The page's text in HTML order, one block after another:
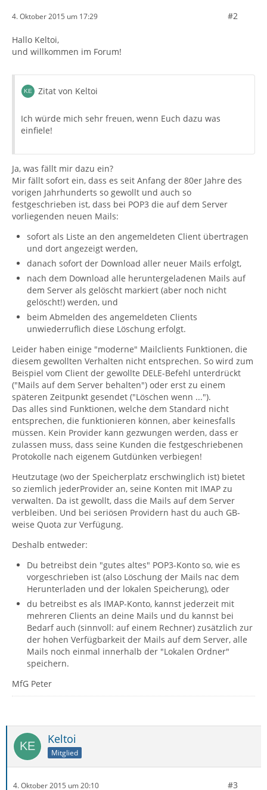
4. Oktober 2015 um 17:29 #2
Hallo Keltoi,
und willkommen im Forum!
Zitat von Keltoi
Ich würde mich sehr freuen, wenn Euch dazu was
einfiele!
Ja, was fällt mir dazu ein?
Mir fällt sofort ein, dass es seit Anfang der 80er Jahre des
vorigen Jahrhunderts so gewollt und auch so
festgeschrieben ist, dass bei POP3 die auf dem Server
vorliegenden neuen Mails:
sofort als Liste an den angemeldeten Client übertragen
und dort angezeigt werden,
danach sofort der Download aller neuer Mails erfolgt,
nach dem Download alle heruntergeladenen Mails auf
dem Server als gelöscht markiert (aber noch nicht
gelöscht!) werden, und
beim Abmelden des angemeldeten Clients
unwiederruflich diese Löschung erfolgt.
Leider haben einige "moderne" Mailclients Funktionen, die
diesem gewollten Verhalten nicht entsprechen. So wird zum
Beispiel vom Client der gewollte DELE-Befehl unterdrückt
("Mails auf dem Server behalten") oder erst zu einem
späteren Zeitpunkt gesendet ("Löschen wenn ...").
Das alles sind Funktionen, welche dem Standard nicht
entsprechen, die funktionieren können, aber keinesfalls
müssen. Kein Provider kann gezwungen werden, dass er
zulassen muss, dass seine Kunden die festgeschriebenen
Protokolle nach eigenem Gutdünken verbiegen!
Heutzutage (wo der Speicherplatz erschwinglich ist) bietet
so ziemlich jederProvider an, seine Konten mit IMAP zu
verwalten. Da ist gewollt, dass die Mails auf dem Server
verbleiben. Und bei seriösen Providern hast du auch GB-
weise Quota zur Verfügung.
Deshalb entweder:
Du betreibst dein "gutes altes" POP3-Konto so, wie es
vorgeschrieben ist (also Löschung der Mails nac dem
Herunterladen und der lokalen Speicherung), oder
du betreibst es als IMAP-Konto, kannst jederzeit mit
mehreren Clients an deine Mails und du kannst bei
Bedarf auch (sinnvoll: auf einem Rechner) zusätzlich zur
der hohen Verfügbarkeit der Mails auf dem Server, alle
Mails noch einmal innerhalb der "Lokalen Ordner"
speichern.
MfG Peter
Keltoi
Mitglied
4. Oktober 2015 um 20:10 #3